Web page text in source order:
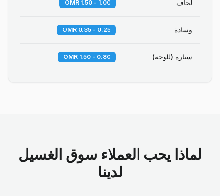
لحاف 1.00 - 1.50 OMR
وسادة 0.25 - 0.35 OMR
ستارة (للوحة) 0.80 - 1.50 OMR
لماذا يحب العملاء سوق الغسيل
لدينا